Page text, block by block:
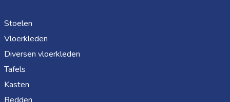
Stoelen
Vloerkleden
Diversen vloerkleden
Tafels
Kasten